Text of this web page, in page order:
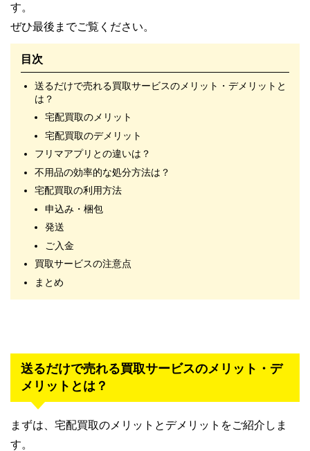
す。
ぜひ最後までご覧ください。
目次
送るだけで売れる買取サービスのメリット・デメリットと
は？
宅配買取のメリット
宅配買取のデメリット
フリマアプリとの違いは？
不用品の効率的な処分方法は？
宅配買取の利用方法
申込み・梱包
発送
ご入金
買取サービスの注意点
まとめ
送るだけで売れる買取サービスのメリット・デ
メリットとは？
まずは、宅配買取のメリットとデメリットをご紹介しま
す。